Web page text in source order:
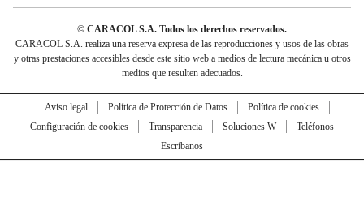
© CARACOL S.A. Todos los derechos reservados.
CARACOL S.A. realiza una reserva expresa de las reproducciones y usos de las obras
y otras prestaciones accesibles desde este sitio web a medios de lectura mecánica u otros
medios que resulten adecuados.
Aviso legal Política de Protección de Datos
Política de cookies
Configuración de cookies
Transparencia Soluciones W
Teléfonos
Escríbanos